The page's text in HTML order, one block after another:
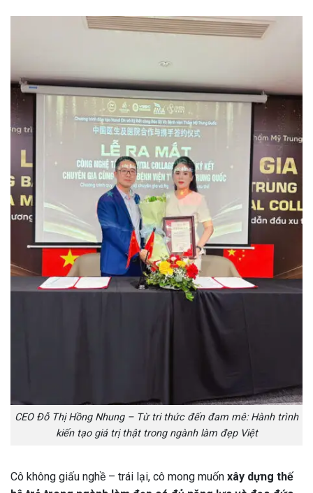
CEO Đỗ Thị Hồng Nhung – Từ tri thức đến đam mê: Hành trình
kiến tạo giá trị thật trong ngành làm đẹp Việt
Cô không giấu nghề – trái lại, cô mong muốn xây dựng thế